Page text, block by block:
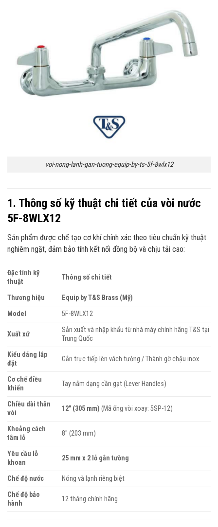
voi-nong-lanh-gan-tuong-equip-by-ts-5f-8wlx12
1. Thông số kỹ thuật chi tiết của vòi nước
5F-8WLX12
Sản phẩm được chế tạo cơ khí chính xác theo tiêu chuẩn kỹ thuật
nghiêm ngặt, đảm bảo tính kết nối đồng bộ và chịu tải cao:
Đặc tính kỹ
thuật
Thông số chi tiết
Thương hiệu
Equip by T&S Brass (Mỹ)
Model
5F-8WLX12
Xuất xứ
Sản xuất và nhập khẩu từ nhà máy chính hãng T&S tại
Trung Quốc
Kiểu dáng lắp
đặt
Gắn trực tiếp lên vách tường / Thành gờ chậu inox
Cơ chế điều
khiển
Tay nắm dạng cần gạt (Lever Handles)
Chiều dài thân
vòi
12″ (305 mm) (Mã ống vòi xoay: 5SP-12)
Khoảng cách
tâm lỗ
8″ (203 mm)
Yêu cầu lỗ
khoan
25 mm x 2 lỗ gắn tường
Chế độ nước
Nóng và lạnh riêng biệt
Chế độ bảo
hành
12 tháng chính hãng